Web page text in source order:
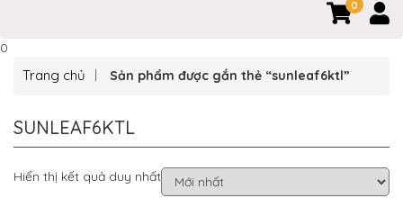
0
0
Trang chủ Sản phẩm được gắn thẻ “sunleaf6ktl”
SUNLEAF6KTL
Hiển thị kết quả duy nhất